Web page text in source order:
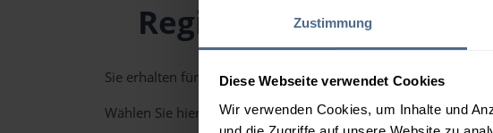
Zustimmung
Diese Webseite verwendet Cookies
Wir verwenden Cookies, um Inhalte und
Regionale
Sie erhalten für alle Orte im Bezirk Urfahr-Umgebung
Wählen Sie hierzu einen Ort aus untenstehender Liste oder